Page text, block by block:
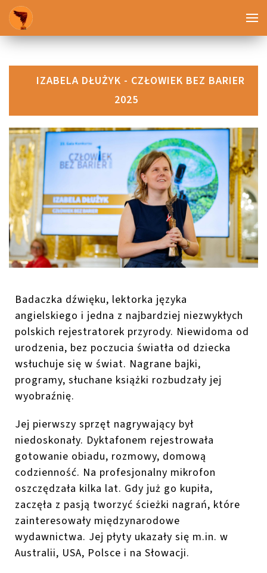
IZABELA DŁUŻYK - CZŁOWIEK BEZ BARIER
2025
Badaczka dźwięku, lektorka języka
angielskiego i jedna z najbardziej niezwykłych
polskich rejestratorek przyrody. Niewidoma od
urodzenia, bez poczucia światła od dziecka
wsłuchuje się w świat. Nagrane bajki,
programy, słuchane książki rozbudzały jej
wyobraźnię.
Jej pierwszy sprzęt nagrywający był
niedoskonały. Dyktafonem rejestrowała
gotowanie obiadu, rozmowy, domową
codzienność. Na profesjonalny mikrofon
oszczędzała kilka lat. Gdy już go kupiła,
zaczęła z pasją tworzyć ścieżki nagrań, które
zainteresowały międzynarodowe
wydawnictwa. Jej płyty ukazały się m.in. w
Australii, USA, Polsce i na Słowacji.